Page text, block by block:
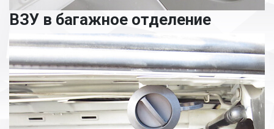
ВЗУ в багажное отделение